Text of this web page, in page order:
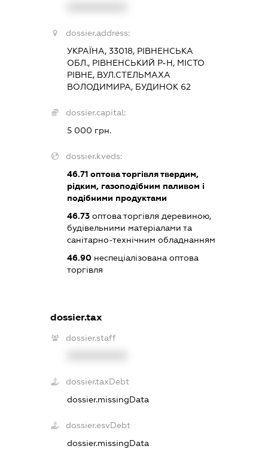
dossier.address:
УКРАЇНА, 33018, РІВНЕНСЬКА
ОБЛ., РІВНЕНСЬКИЙ Р-Н, МІСТО
РІВНЕ, ВУЛ.СТЕЛЬМАХА
ВОЛОДИМИРА, БУДИНОК 62
dossier.capital:
5 000 грн.
dossier.kveds:
46.71оптова торгівля твердим,
рідким, газоподібним паливом і
подібними продуктами
46.73оптова торгівля деревиною,
будівельними матеріалами та
санітарно-технічним обладнанням
46.90неспеціалізована оптова
торгівля
dossier.tax
dossier.staff
dossier.taxDebt
dossier.missingData
dossier.esvDebt
dossier.missingData